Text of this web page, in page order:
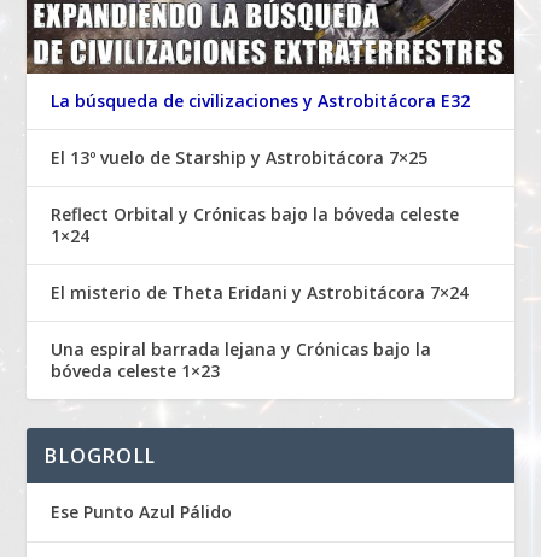
La búsqueda de civilizaciones y Astrobitácora E32
El 13º vuelo de Starship y Astrobitácora 7×25
Reflect Orbital y Crónicas bajo la bóveda celeste
1×24
El misterio de Theta Eridani y Astrobitácora 7×24
Una espiral barrada lejana y Crónicas bajo la
bóveda celeste 1×23
BLOGROLL
Ese Punto Azul Pálido